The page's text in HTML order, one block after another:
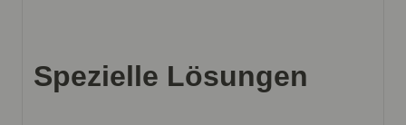
Spezielle Lösungen